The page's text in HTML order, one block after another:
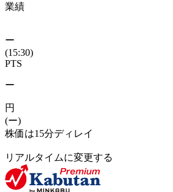
業績
ー
(15:30)
PTS
ー
円
(ー)
株価は15分ディレイ
リアルタイムに変更する